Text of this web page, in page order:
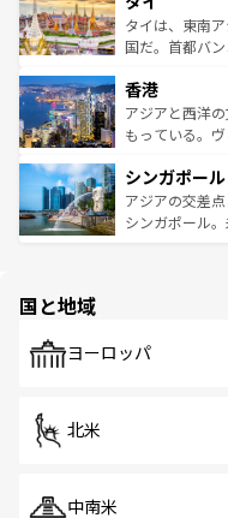
覧を参照して
ーチミン市の
醸し出してい
とつ。フォー
ひ現地で味わ
が旅行者を迎
参照してほしい
タイは、東南
国だ。首都バ
の活気が交差
帯で自然と触
いビーチでリ
激する。気候
が待っている
た文化、そし
香港
アジアと西洋
もっている。
み、どこを訪
ており、効率
うな絶景から
シンガポール
アジアの交差
シンガポール
で、ホーカー
国と地域
ヨーロッパ
北米
中南米